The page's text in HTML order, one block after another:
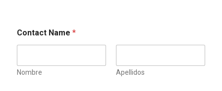
Contact Name *
Nombre Apellidos